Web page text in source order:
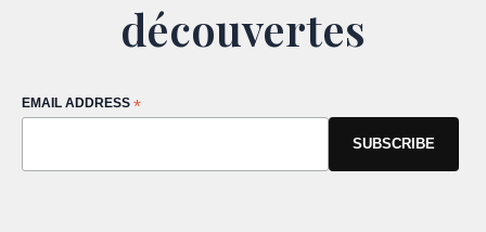
découvertes
EMAIL ADDRESS *